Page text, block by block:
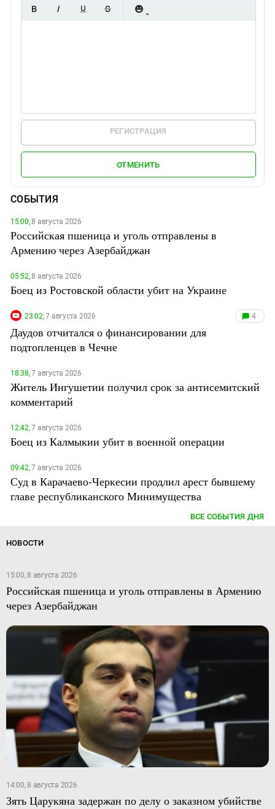
РЕГИСТРАЦИЯ
ОТМЕНИТЬ
СОБЫТИЯ
15:00,8 августа 2026
Российская пшеница и уголь отправлены в
Армению через Азербайджан
05:52,8 августа 2026
Боец из Ростовской области убит на Украине
23:02,7 августа 2026 4
Даудов отчитался о финансировании для
подтопленцев в Чечне
18:38,7 августа 2026
Житель Ингушетии получил срок за антисемитский
комментарий
12:42,7 августа 2026
Боец из Калмыкии убит в военной операции
09:42,7 августа 2026
Суд в Карачаево-Черкесии продлил арест бывшему
главе республиканского Минимущества
ВСЕ СОБЫТИЯ ДНЯ
НОВОСТИ
15:00, 8 августа 2026
Российская пшеница и уголь отправлены в Армению
через Азербайджан
14:00, 8 августа 2026
Зять Царукяна задержан по делу о заказном убийстве